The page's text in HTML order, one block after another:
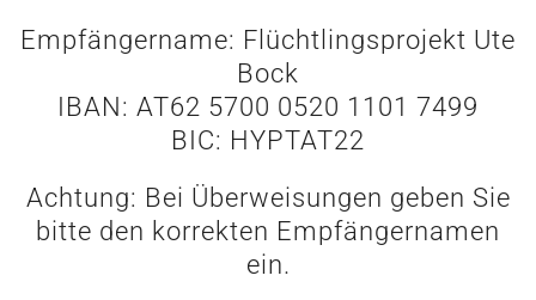
Empfängername: Flüchtlingsprojekt Ute
Bock
IBAN: AT62 5700 0520 1101 7499
BIC: HYPTAT22
Achtung: Bei Überweisungen geben Sie
bitte den korrekten Empfängernamen
ein.